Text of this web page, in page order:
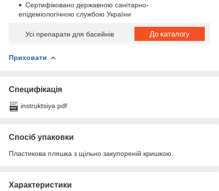
Сертифіковано державною санітарно-
епідеміологічною службою України
Усі препарати для басейнів До каталогу
Приховати
Специфікація
instruktsiya.pdf
Спосіб упаковки
Пластикова пляшка з щільно закупореній кришкою.
Характеристики